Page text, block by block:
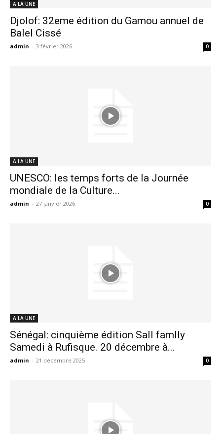
A LA UNE
Djolof: 32eme édition du Gamou annuel de
Balel Cissé
admin - 3 février 2026 0
A LA UNE
UNESCO: les temps forts de la Journée
mondiale de la Culture...
admin - 27 janvier 2026 0
A LA UNE
Sénégal: cinquième édition Sall famlly
Samedi à Rufisque. 20 décembre à...
admin - 21 décembre 2025 0